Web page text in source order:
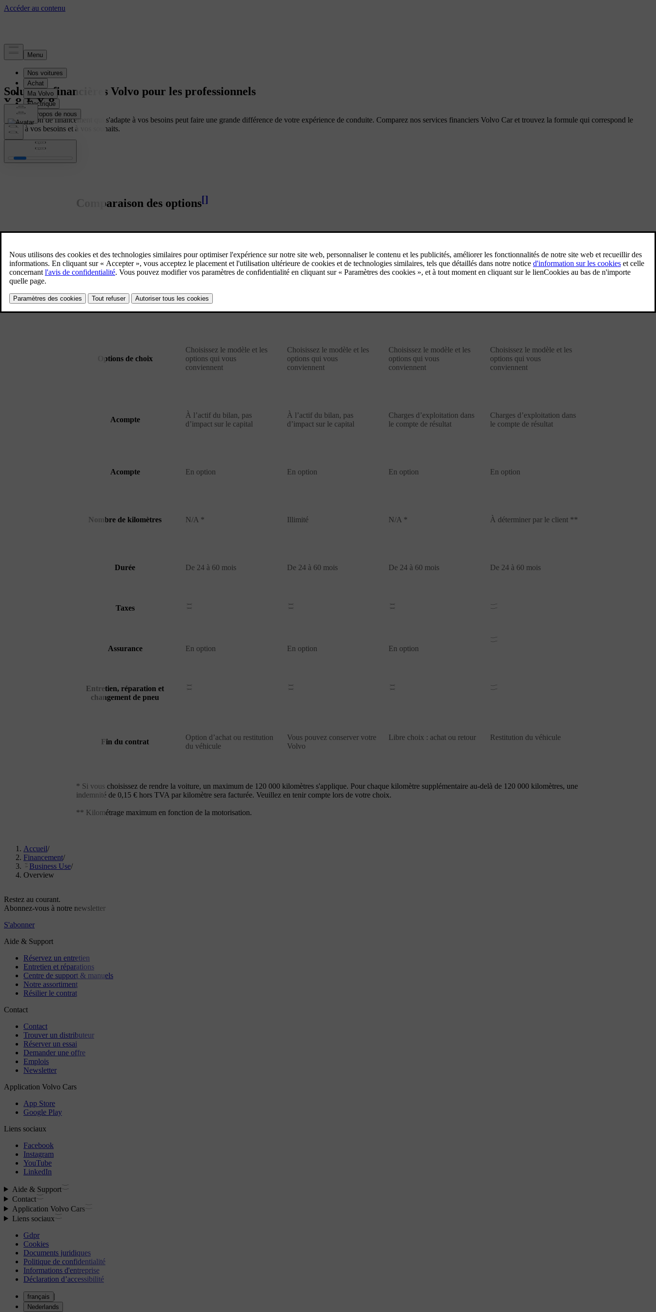
Solutions financières Volvo pour les professionnels
Une solution de financement qui s'adapte à vos besoins peut faire une grande différence de votre expérience de conduite. Comparez nos services financiers Volvo Car et trouvez la formule qui correspond le
mieux à vos besoins et à vos souhaits.
Comparaison des options[]
Plus d'info
Plus d'info
Plus d'info
Plus d'info
Type Leasing financier
Options de choix
Choisissez le modèle et les
options qui vous
conviennent
Choisissez le modèle et les
options qui vous
conviennent
Choisissez le modèle et les
options qui vous
conviennent
Choisissez le modèle et les
options qui vous
conviennent
Acompte
À l’actif du bilan, pas
d’impact sur le capital
À l’actif du bilan, pas
d’impact sur le capital
Charges d’exploitation dans
le compte de résultat
Charges d’exploitation dans
le compte de résultat
Acompte En option En option En option En option
Nombre de kilomètres N/A * Illimité N/A * À déterminer par le client **
Durée De 24 à 60 mois De 24 à 60 mois De 24 à 60 mois De 24 à 60 mois
Taxes
Assurance En option En option En option
Entretien, réparation et
changement de pneu
Fin du contrat
Option d’achat ou restitution
du véhicule
Vous pouvez conserver votre
Volvo
Libre choix : achat ou retour Restitution du véhicule
* Si vous choisissez de rendre la voiture, un maximum de 120 000 kilomètres s'applique. Pour chaque kilomètre supplémentaire au-delà de 120 000 kilomètres, une
indemnité de 0,15 € hors TVA par kilomètre sera facturée. Veuillez en tenir compte lors de votre choix.
** Kilométrage maximum en fonction de la motorisation.
Accueil/
Financement/
Business Use/
Overview